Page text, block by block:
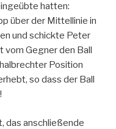
hatten:
über der Mittellinie in
und schickte Peter
vom Gegner den Ball
Position
so dass der Ball
das anschließende